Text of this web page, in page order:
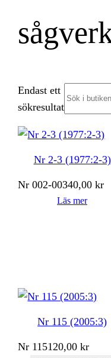
Endast ett
sökresultat
Nr 2-3 (1977:2-3)
Nr 002-00340,00kr
Läs mer
Nr 115 (2005:3)
Nr 115120,00kr